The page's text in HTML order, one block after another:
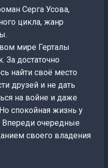
Серга Усова,
цикла, жанр
мире Герталы
За достаточно
найти своё место
друзей и не дать
на войне и даже
спокойная жизнь у
Впереди очередные
своего владения